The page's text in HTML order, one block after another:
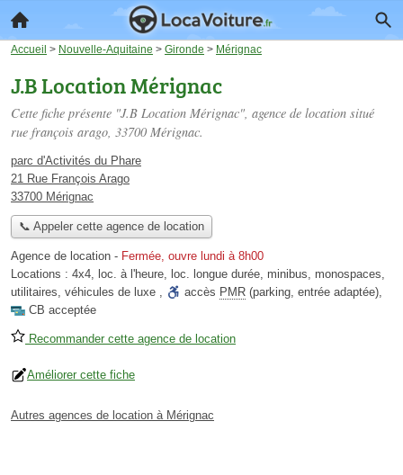
Accueil > Nouvelle-Aquitaine > Gironde > Mérignac
J.B Location Mérignac
Cette fiche présente "J.B Location Mérignac", agence de location situé
rue françois arago, 33700 Mérignac.
parc d'Activités du Phare
21 Rue François Arago
33700 Mérignac
📞 Appeler cette agence de location
Agence de location - Fermée, ouvre lundi à 8h00
Locations : 4x4, loc. à l'heure, loc. longue durée, minibus, monospaces,
utilitaires, véhicules de luxe , accès PMR (parking, entrée adaptée),
CB acceptée
Recommander cette agence de location
Améliorer cette fiche
Autres agences de location à Mérignac